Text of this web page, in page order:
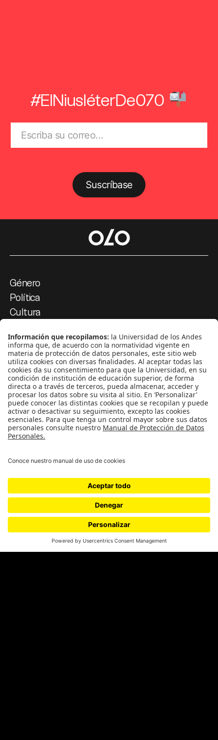
#ElNiusléterDe070
Suscríbase
Género
Política
Cultura
Medios y periodismo
Ciudad
Movilización social
¿Quiénes somos?
Podcasts
Ediciones especiales
Proyectos 070
¿Quieres escribir en 070?